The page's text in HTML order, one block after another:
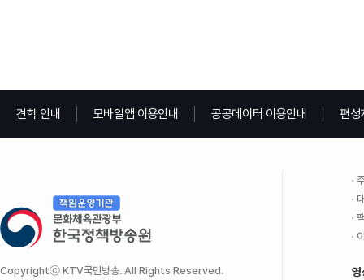
견학 안내 모바일앱 이용안내 공공데이터 이용안내 편성
Copyrightⓒ KTV국민방송. All Rights Reserved. 영